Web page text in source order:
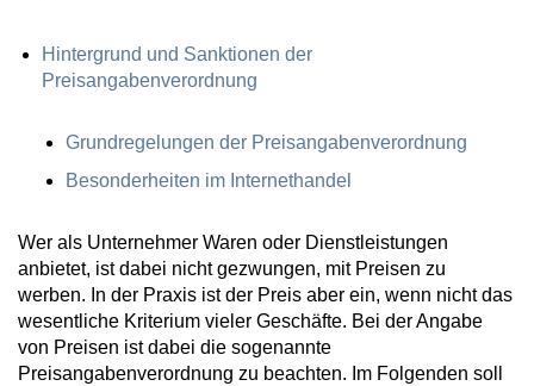
Hintergrund und Sanktionen der
Preisangabenverordnung
Grundregelungen der Preisangabenverordnung
Besonderheiten im Internethandel
Wer als Unternehmer Waren oder Dienstleistungen
anbietet, ist dabei nicht gezwungen, mit Preisen zu
werben. In der Praxis ist der Preis aber ein, wenn nicht das
wesentliche Kriterium vieler Geschäfte. Bei der Angabe
von Preisen ist dabei die sogenannte
Preisangabenverordnung zu beachten. Im Folgenden soll